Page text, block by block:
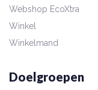
Webshop EcoXtra
Winkel
Winkelmand
Doelgroepen